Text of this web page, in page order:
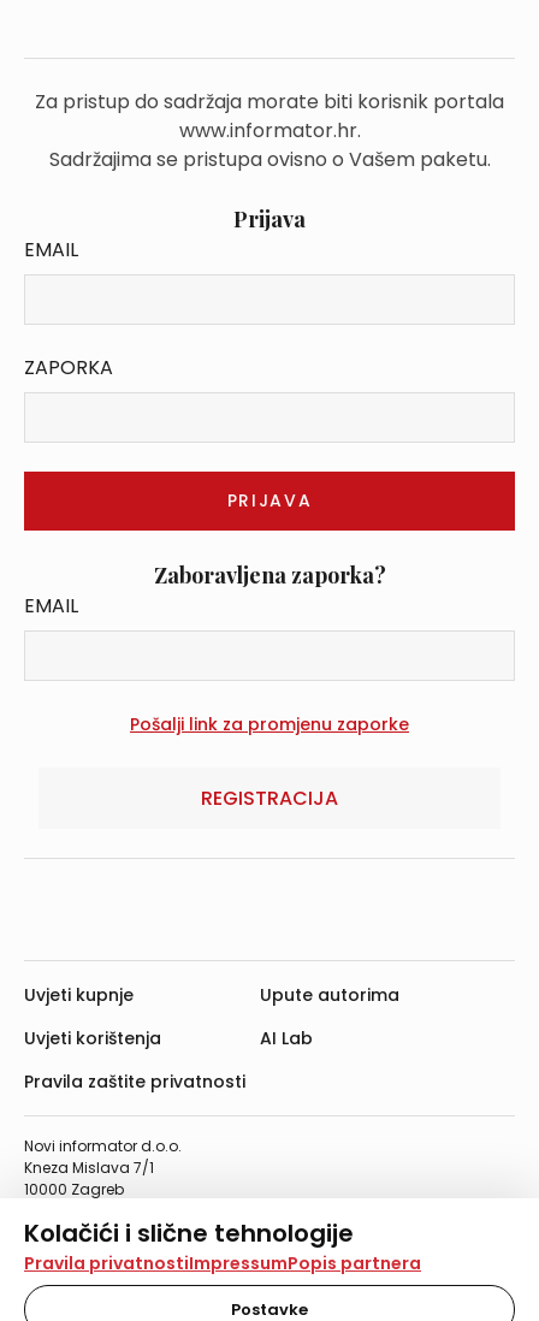
Kolačići i slične tehnologije
Na našoj web stranici koristimo kolačiće i slične
tehnologije za pohranu, čitanje i obradu informacija na
vašem uređaju. Time poboljšavamo korisničko iskustvo,
Pravila privatnostiImpressumPopis partnera
Postavke
Za pristup do sadržaja morate biti korisnik portala
www.informator.hr.
Sadržajima se pristupa ovisno o Vašem paketu.
Prijava
EMAIL
ZAPORKA
Zaboravljena zaporka?
EMAIL
REGISTRACIJA
Novi informator d.o.o.
Kneza Mislava 7/1
10000 Zagreb
Telefaks: 01/4612-553
info@informator.hr
PRATITE NAS:
Uvjeti kupnje
Uvjeti korištenja
Pravila zaštite privatnosti
Upute autorima
AI Lab